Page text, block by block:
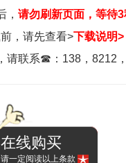
， 请勿刷新页面，等待
，请先查看>下载说明>
请联系☎ ：138，8212
在线购买
请一定阅读以上条款